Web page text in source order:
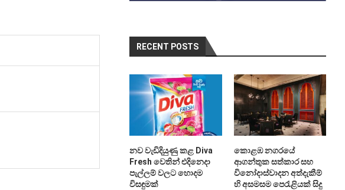
RECENT POSTS
නව වැඩිදියුණු කළ Diva
Fresh වෙතින් එදිනෙදා
පැල්ලම් වලට හොදම
විසඳුමක්
කොළඹ නගරයේ
ආගන්තුක සත්කාර සහ
විනෝදාස්වාදන අත්දැකීම්
හි අසමසම පෙරැළියක් සිදු